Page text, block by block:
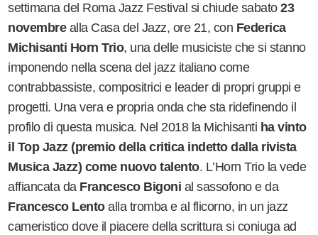
settimana del Roma Jazz Festival si chiude sabato23
novembrealla Casa del Jazz, ore 21, con Federica
Michisanti Horn Trio, una delle musiciste che si stanno
imponendo nella scena del jazz italiano come
contrabbassiste, compositrici e leader di propri gruppi e
progetti. Una vera e propria onda che sta ridefinendo il
profilo di questa musica. Nel 2018 la Michisanti ha vinto
il Top Jazz (premio della critica indetto dalla rivista
Musica Jazz) come nuovo talento. L’Horn Trio la vede
affiancata da Francesco Bigoni al sassofono e da
Francesco Lentoalla tromba e al flicorno, in un jazz
cameristico dove il piacere della scrittura si coniuga ad